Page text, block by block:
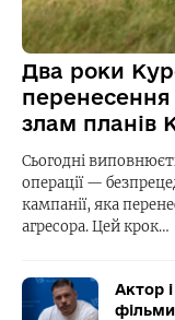
Два роки
злам планів
Сьогодні
операції —
кампанії, яка
агресора. Цей крок…
Актор
фільми